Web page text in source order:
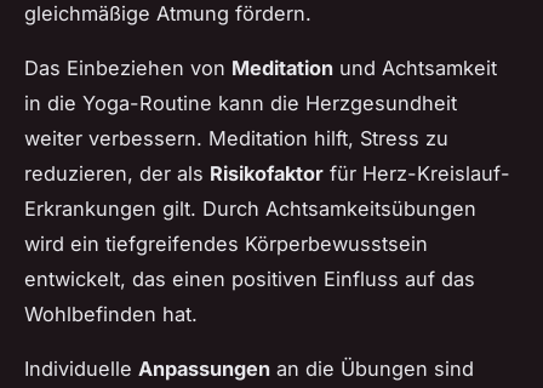
gleichmäßige Atmung fördern.
Das Einbeziehen von Meditation und Achtsamkeit
in die Yoga-Routine kann die Herzgesundheit
weiter verbessern. Meditation hilft, Stress zu
reduzieren, der als Risikofaktor für Herz-Kreislauf-
Erkrankungen gilt. Durch Achtsamkeitsübungen
wird ein tiefgreifendes Körperbewusstsein
entwickelt, das einen positiven Einfluss auf das
Wohlbefinden hat.
Individuelle Anpassungen an die Übungen sind